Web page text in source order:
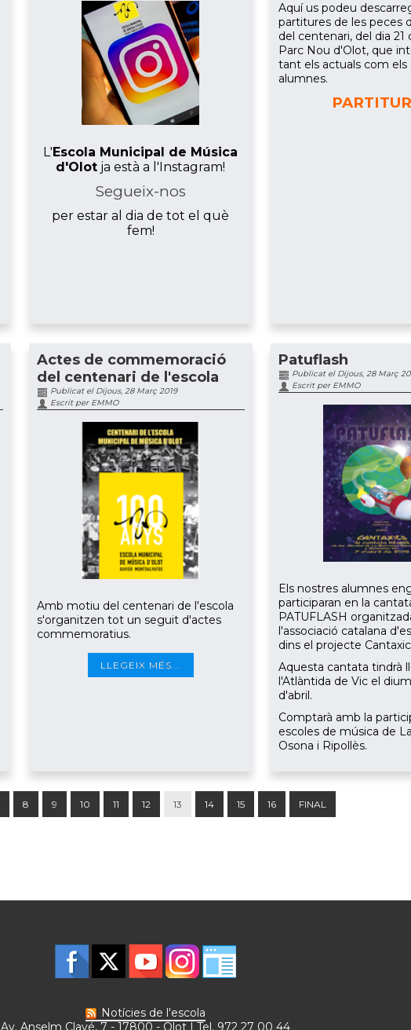
L'Escola Municipal de Música
d'Olot ja està a l'Instagram!
Segueix-nos
per estar al dia de tot el què
fem!
Aquí us podeu
partitures de les peces
del centenari, del dia 21
Parc Nou d'Olot, que
tant els actuals com els
alumnes.
Actes de commemoració
del centenari de l'escola
Publicat el Dijous, 28 Març 2019
Escrit per EMMO
Amb motiu del centenari de l'escola
s'organitzen tot un seguit d'actes
commemoratius.
LLEGEIX MÉS...
Patuflash
Publicat el Dijous, 28 Març
Escrit per EMMO
Els nostres alumnes
participaran en la
PATUFLASH
l'associació catalana
dins el projecte
Aquesta cantata tindrà
l'Atlàntida de Vic el
d'abril.
Comptarà amb la
escoles de música de
Osona i Ripollès.
8 9 10 11 12 13 14 15 16 FINAL
Notícies de l'escola
Av. Anselm Clavé, 7 - 17800 - Olot | Tel. 972 27 00 44